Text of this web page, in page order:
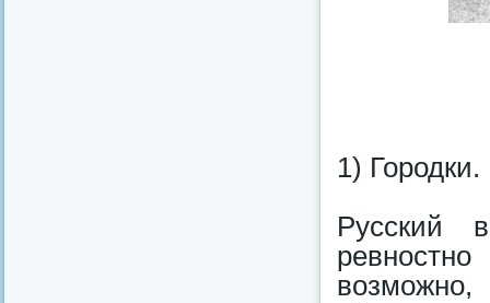
1) Городки.
Русский